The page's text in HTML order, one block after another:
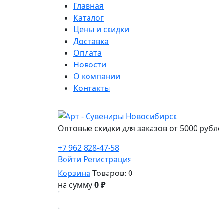
Главная
Каталог
Цены и скидки
Доставка
Оплата
Новости
О компании
Контакты
Оптовые скидки для заказов от 5000
+7 962 828-47-58
Войти Регистрация
Корзина Товаров: 0
на сумму0 ₽